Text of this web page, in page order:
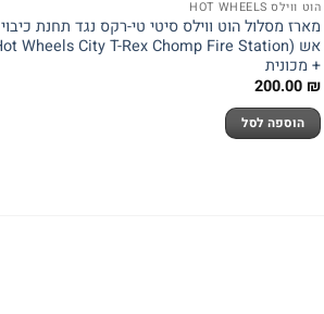
הוט ווילס HOT WHEELS
מארז מסלול הוט ווילס סיטי טי-רקס נגד תחנת כיבוי
+ מכונית
200.00 ₪
הוספה לסל